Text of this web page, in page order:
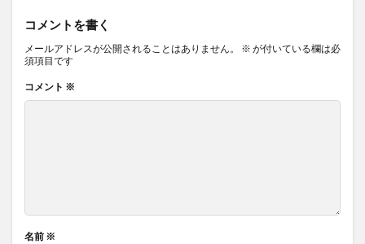
コメントを書く
メールアドレスが公開されることはありません。 ※ が付いている欄は必
須項目です
コメント ※
名前 ※